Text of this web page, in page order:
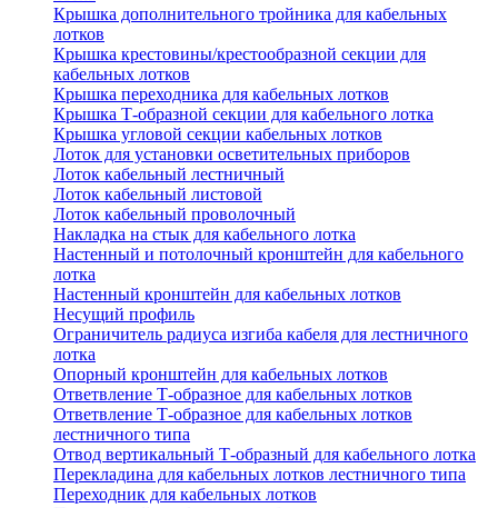
Крышка дополнительного тройника для кабельных
лотков
Крышка крестовины/крестообразной секции для
кабельных лотков
Крышка переходника для кабельных лотков
Крышка Т-образной секции для кабельного лотка
Крышка угловой секции кабельных лотков
Лоток для установки осветительных приборов
Лоток кабельный лестничный
Лоток кабельный листовой
Лоток кабельный проволочный
Накладка на стык для кабельного лотка
Настенный и потолочный кронштейн для кабельного
лотка
Настенный кронштейн для кабельных лотков
Несущий профиль
Ограничитель радиуса изгиба кабеля для лестничного
лотка
Опорный кронштейн для кабельных лотков
Ответвление Т-образное для кабельных лотков
Ответвление Т-образное для кабельных лотков
лестничного типа
Отвод вертикальный Т-образный для кабельного лотка
Перекладина для кабельных лотков лестничного типа
Переходник для кабельных лотков